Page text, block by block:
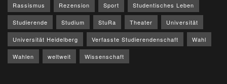
Rassismus Rezension Sport Studentisches Leben
Studierende Studium StuRa Theater Universität
Universität Heidelberg Verfasste Studierendenschaft Wahl
Wahlen weltweit Wissenschaft